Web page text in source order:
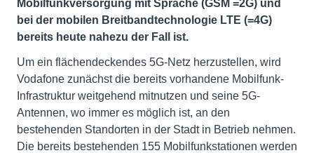
Mobilfunkversorgung mit Sprache (GSM =2G) und
bei der mobilen Breitbandtechnologie LTE (=4G)
bereits heute nahezu der Fall ist.
Um ein flächendeckendes 5G-Netz herzustellen, wird
Vodafone zunächst die bereits vorhandene Mobilfunk-
Infrastruktur weitgehend mitnutzen und seine 5G-
Antennen, wo immer es möglich ist, an den
bestehenden Standorten in der Stadt in Betrieb nehmen.
Die bereits bestehenden 155 Mobilfunkstationen werden